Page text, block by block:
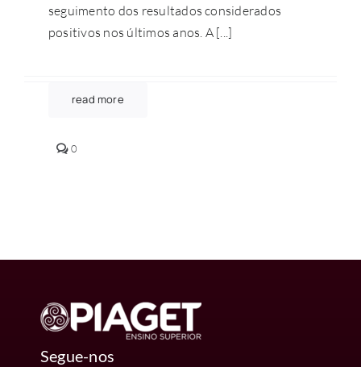
seguimento dos resultados considerados
positivos nos últimos anos. A [...]
read more
0
nacional
Segue-nos